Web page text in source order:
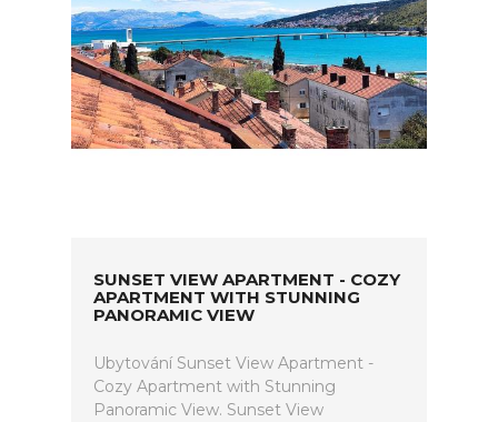
SUNSET VIEW APARTMENT - COZY
APARTMENT WITH STUNNING
PANORAMIC VIEW
Ubytování Sunset View Apartment -
Cozy Apartment with Stunning
Panoramic View. Sunset View